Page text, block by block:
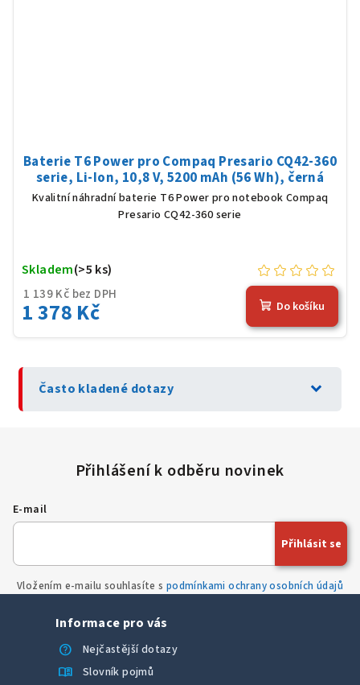
Baterie T6 Power pro Compaq Presario CQ42-360
serie, Li-Ion, 10,8 V, 5200 mAh (56 Wh), černá
Kvalitní náhradní baterie T6 Power pro notebook Compaq
Presario CQ42-360 serie
1 139 Kč bez DPH
1 378 Kč
Skladem(>5 ks)
Do košíku
Často kladené dotazy expand_more
E-mail
Vložením e-mailu souhlasíte s podmínkami ochrany osobních údajů
Přihlásit se
Informace pro vás
help
Nejčastější dotazy
menu_book Slovník pojmů